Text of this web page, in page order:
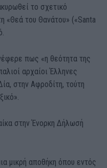
το σχετικό
«Θεά του Θανάτου» («Santa
πως «η θεότητα της
αρχαίοι Έλληνες
στην Αφροδίτη, τούτη
στην Ένορκη Δήλωσή
μικρή αποθήκη όπου εντός